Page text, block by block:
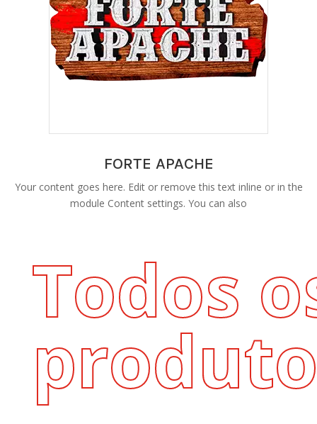
FORTE APACHE
Your content goes here. Edit or remove this text inline or in the
module Content settings. You can also
Todos